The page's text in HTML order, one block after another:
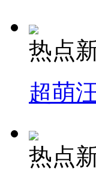
热点
超萌
热点